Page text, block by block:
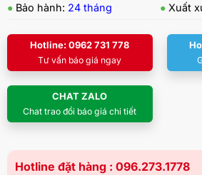
● Bảo hành: 24 tháng ● Xuất
Hotline: 0962 731 778
Tư vấn báo giá ngay
CHAT ZALO
Chat trao đổi báo giá chi tiết
Hotline đặt hàng : 096.273.1778